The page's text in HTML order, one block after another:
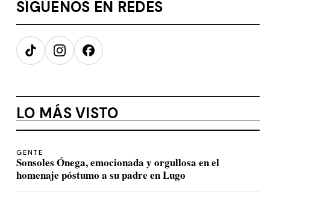
SÍGUENOS EN REDES
TikTokInstagramFacebook
LO MÁS VISTO
GENTE
Sonsoles Ónega, emocionada y orgullosa en el
homenaje póstumo a su padre en Lugo